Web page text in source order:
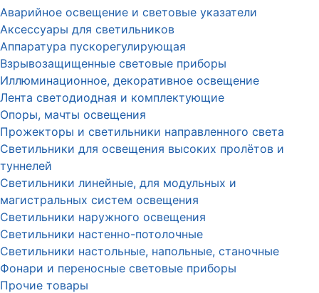
Аварийное освещение и световые указатели
Аксессуары для светильников
Аппаратура пускорегулирующая
Взрывозащищенные световые приборы
Иллюминационное, декоративное освещение
Лента светодиодная и комплектующие
Опоры, мачты освещения
Прожекторы и светильники направленного света
Светильники для освещения высоких пролётов и
туннелей
Светильники линейные, для модульных и
магистральных систем освещения
Светильники наружного освещения
Светильники настенно-потолочные
Светильники настольные, напольные, станочные
Фонари и переносные световые приборы
Прочие товары